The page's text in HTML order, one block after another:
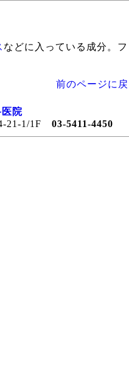
などに入っている成分。
前のページに
院
21-1/1F 03-5411-4450